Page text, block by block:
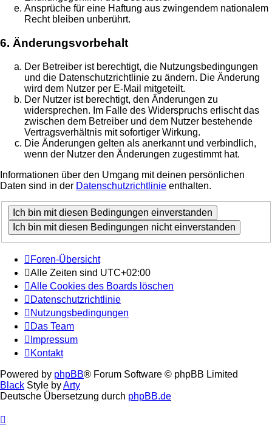
Ansprüche für eine Haftung aus zwingendem nationalem
Recht bleiben unberührt.
6. Änderungsvorbehalt
Der Betreiber ist berechtigt, die Nutzungsbedingungen
und die Datenschutzrichtlinie zu ändern. Die Änderung
wird dem Nutzer per E-Mail mitgeteilt.
Der Nutzer ist berechtigt, den Änderungen zu
widersprechen. Im Falle des Widerspruchs erlischt das
zwischen dem Betreiber und dem Nutzer bestehende
Vertragsverhältnis mit sofortiger Wirkung.
Die Änderungen gelten als anerkannt und verbindlich,
wenn der Nutzer den Änderungen zugestimmt hat.
Informationen über den Umgang mit deinen persönlichen
Daten sind in der Datenschutzrichtlinie enthalten.
Foren-Übersicht
Alle Zeiten sind UTC+02:00
Alle Cookies des Boards löschen
Datenschutzrichtlinie
Nutzungsbedingungen
Das Team
Impressum
Kontakt
Powered by phpBB® Forum Software © phpBB Limited
Black Style byArty
Deutsche Übersetzung durch phpBB.de